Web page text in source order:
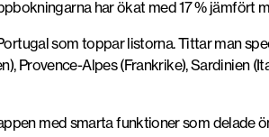
har ökat med 17 % jämfört
som toppar listorna. Tittar man
Provence-Alpes (Frankrike), Sardinien
med smarta funktioner som delade